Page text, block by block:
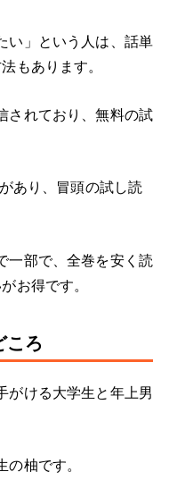
い」という人は、話単
もあります。
されており、無料の試
あり、冒頭の試し読
一部で、全巻を安く読
お得です。
ころ
がける大学生と年上男
柚です。